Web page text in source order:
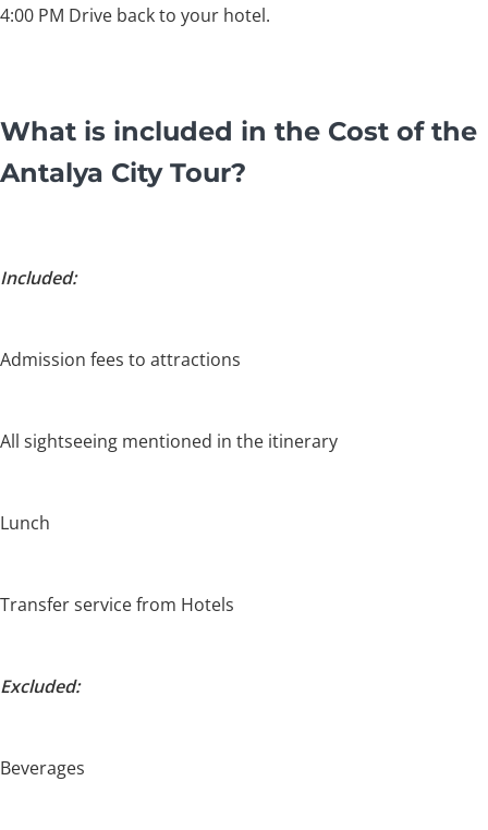
4:00 PM Drive back to your hotel.
What is included in the Cost of the
Antalya City Tour?
Included:
Admission fees to attractions
All sightseeing mentioned in the itinerary
Lunch
Transfer service from Hotels
Excluded:
Beverages